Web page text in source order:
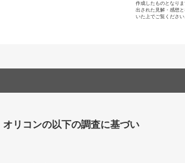
作成したものとなり
出された見解・感想
いた上でご覧ください
リコンの以下の調査に基づい